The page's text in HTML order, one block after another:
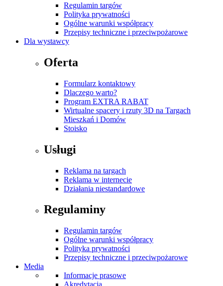
Regulamin targów
Polityka prywatności
Ogólne warunki współpracy
Przepisy techniczne i przeciwpożarowe
Dla wystawcy
Oferta
Formularz kontaktowy
Dlaczego warto?
Program EXTRA RABAT
Wirtualne spacery i rzuty 3D na Targach
Mieszkań i Domów
Stoisko
Usługi
Reklama na targach
Reklama w internecie
Działania niestandardowe
Regulaminy
Regulamin targów
Ogólne warunki współpracy
Polityka prywatności
Przepisy techniczne i przeciwpożarowe
Media
Informacje prasowe